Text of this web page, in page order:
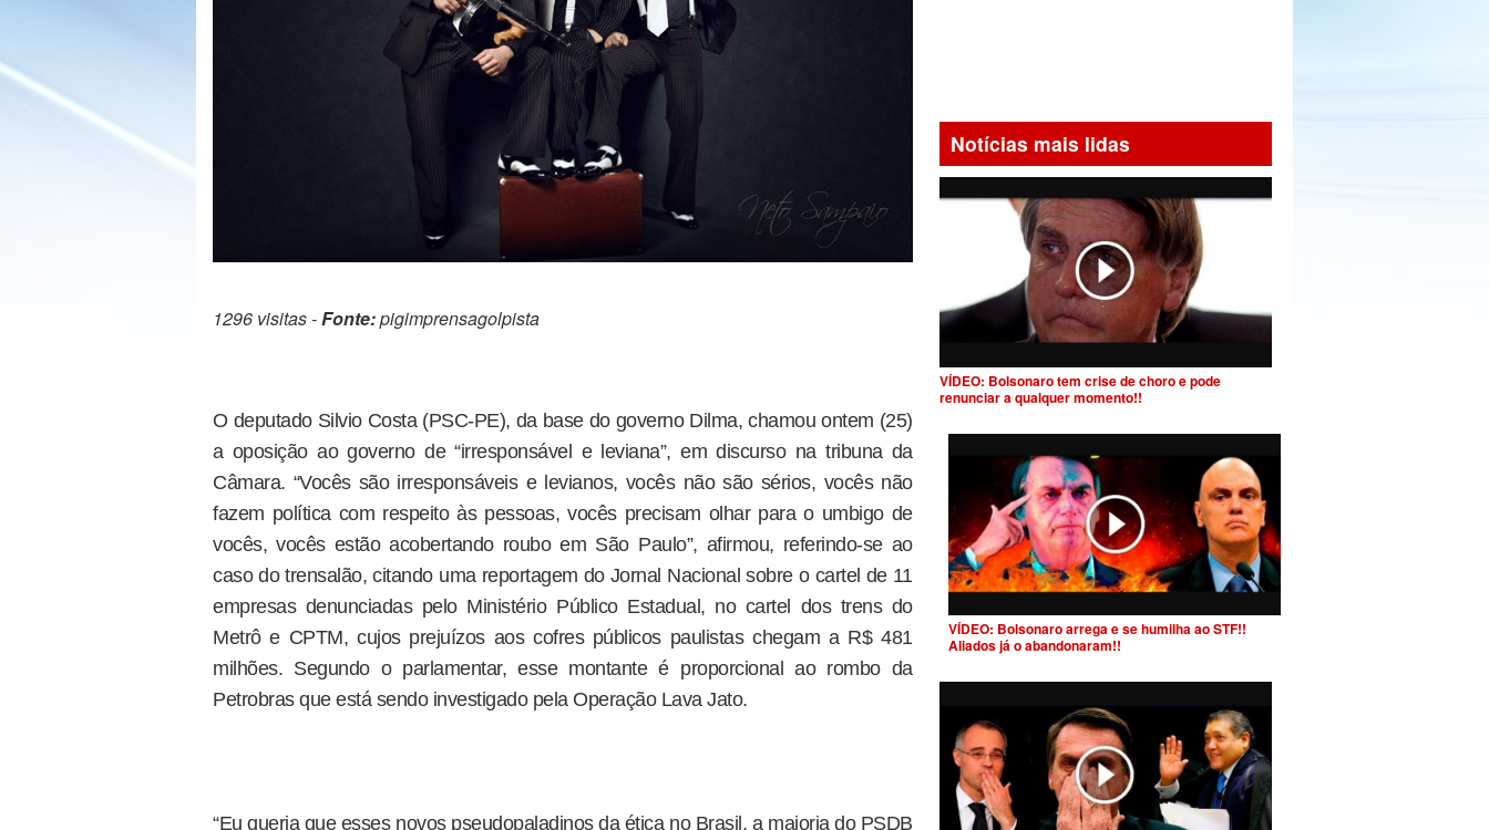
1296 visitas -Fonte:pigimprensagolpista
O deputado Silvio Costa (PSC-PE), da base do governo Dilma, chamou ontem (25)
a oposição ao governo de “irresponsável e leviana”, em discurso na tribuna da
Câmara. “Vocês são irresponsáveis e levianos, vocês não são sérios, vocês não
fazem política com respeito às pessoas, vocês precisam olhar para o umbigo de
vocês, vocês estão acobertando roubo em São Paulo”, afirmou, referindo-se ao
caso do trensalão, citando uma reportagem do Jornal Nacional sobre o cartel de 11
empresas denunciadas pelo Ministério Público Estadual, no cartel dos trens do
Metrô e CPTM, cujos prejuízos aos cofres públicos paulistas chegam a R$ 481
milhões. Segundo o parlamentar, esse montante é proporcional ao rombo da
Petrobras que está sendo investigado pela Operação Lava Jato.
“Eu queria que esses novos pseudopaladinos da ética no Brasil, a maioria do PSDB
Notícias mais lidas
VÍDEO: Bolsonaro tem crise de choro e pode
renunciar a qualquer momento!!
VÍDEO: Bolsonaro arrega e se humilha ao STF!!
Aliados já o abandonaram!!